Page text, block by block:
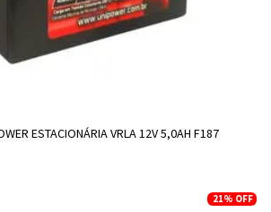
ESTACIONÁRIA VRLA 12V 5,0AH F187
21% OFF